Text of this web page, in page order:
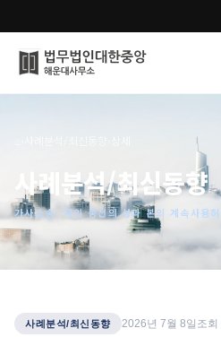
오시는 길
통합검색
사례분석/최신동향
가사소송- 자의 종전의 성과 본의 계속사용
사례분석/최신동향 2026년 7월 8일 조회